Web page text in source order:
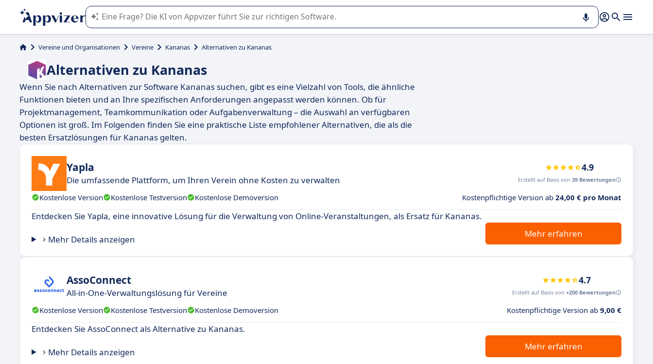
Die KI von Appvizer führt Sie bei der Nutzung oder Auswahl von SaaS-Software in Unternehmen.
Vereine und Organisationen Vereine Kananas Alternativen zu Kananas
Alternativen zu Kananas
Wenn Sie nach Alternativen zur Software Kananas suchen, gibt es eine Vielzahl von Tools, die ähnliche
Funktionen bieten und an Ihre spezifischen Anforderungen angepasst werden können. Ob für
Projektmanagement, Teamkommunikation oder Aufgabenverwaltung – die Auswahl an verfügbaren
Optionen ist groß. Im Folgenden finden Sie eine praktische Liste empfohlener Alternativen, die als die
besten Ersatzlösungen für Kananas gelten.
Yapla
Die umfassende Plattform, um Ihren Verein ohne Kosten zu verwalten
4.9
Erstellt auf Basis von 39 Bewertungen
Kostenlose Version Kostenlose Testversion Kostenlose Demoversion Kostenpflichtige Version ab 24,00 € pro Monat
Entdecken Sie Yapla, eine innovative Lösung für die Verwaltung von Online-Veranstaltungen, als Ersatz für Kananas.
Mehr Details anzeigen
Mehr erfahren
AssoConnect
All-in-One-Verwaltungslösung für Vereine
4.7
Erstellt auf Basis von +200 Bewertungen
Kostenlose Version Kostenlose Testversion Kostenlose Demoversion Kostenpflichtige Version ab 9,00 €
Entdecken Sie AssoConnect als Alternative zu Kananas.
Mehr Details anzeigen
Mehr erfahren